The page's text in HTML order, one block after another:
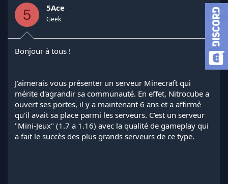
a
e
u
d
a
d
i
s
c
u
s
e
d
é
t
5 5Ace
Geek
Bonjour à tous !
J'aimerais vous présenter un serveur Minecraft qui
mérite d'agrandir sa communauté. En effet, Nitrocube a
ouvert ses portes, il y a maintenant 6 ans et a affirmé
qu'il avait sa place parmi les serveurs. C'est un serveur
"Mini-Jeux" (1.7 a 1.16) avec la qualité de gameplay qui
a fait le succès des plus grands serveurs de ce type.